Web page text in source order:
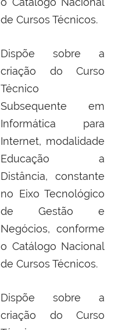
de Cursos Técnicos.
Dispõe sobre a
criação do Curso
Técnico
Subsequente em
Informática para
Internet, modalidade
Educação a
Distância, constante
no Eixo Tecnológico
de Gestão e
Negócios, conforme
o Catálogo Nacional
de Cursos Técnicos.
Dispõe sobre a
criação do Curso